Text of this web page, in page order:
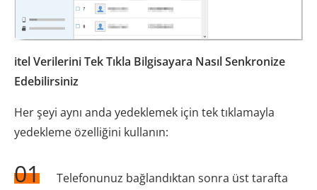
itel Verilerini Tek Tıkla Bilgisayara Nasıl Senkronize
Edebilirsiniz
Her şeyi aynı anda yedeklemek için tek tıklamayla
yedekleme özelliğini kullanın:
01
Telefonunuz bağlandıktan sonra üst tarafta